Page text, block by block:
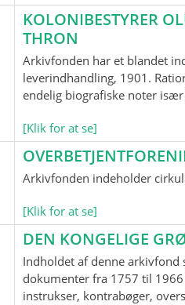
KOLONIBESTYRER
THRON
Arkivfonden har et blandet
leverindhandling, 1901.
endelig biografiske noter
[Klik for at se]
Arkivfonden indeholder
[Klik for at se]
DEN KONGELIGE
Indholdet af denne
dokumenter fra 1757 til
instrukser, kontrabøger,